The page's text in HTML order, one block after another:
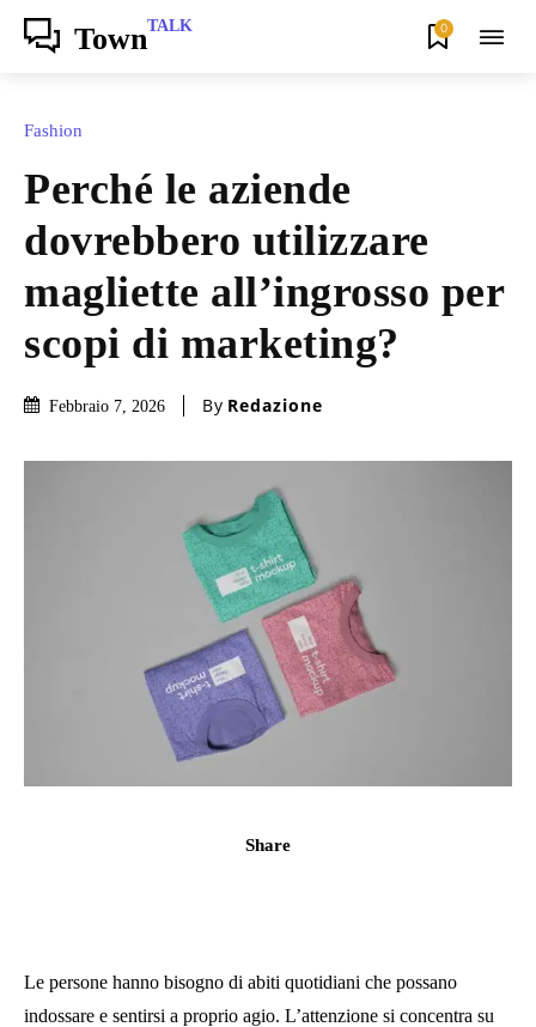
TownTALK 0
Fashion
Perché le aziende
dovrebbero utilizzare
magliette all’ingrosso per
scopi di marketing?
Febbraio 7, 2026 By Redazione
Share
Le persone hanno bisogno di abiti quotidiani che possano
indossare e sentirsi a proprio agio. L’attenzione si concentra su